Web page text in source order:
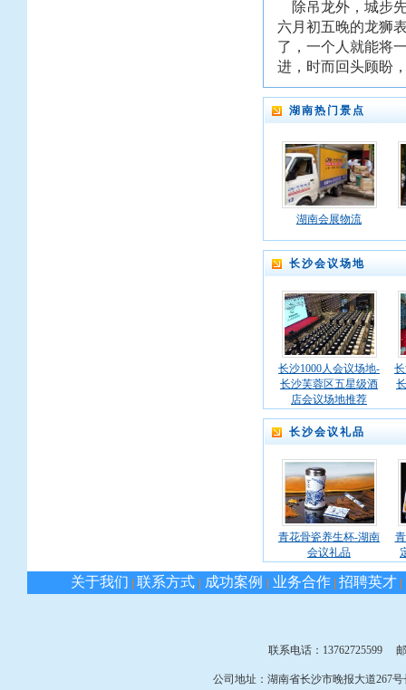
除吊龙外，城步
六月初五晚的龙狮
了，一个人就能将
进，时而回头顾盼
湖南热门景点
湖南会展物流
长沙会议场地
长沙1000人会议场地-
长沙芙蓉区五星级酒
店会议场地推荐
长沙会议礼品
青花骨瓷养生杯-湖南
会议礼品
关于我们 | 联系方式 | 成功案例 | 业务合作 | 招聘英才 |
联系电话：13762725599
公司地址：湖南省长沙市晚报大道267